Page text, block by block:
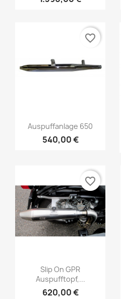
Auspuffanlage 650
540,00 €
favorite_border
Slip On GPR
Auspufftopf,...
620,00 €
favorite_border